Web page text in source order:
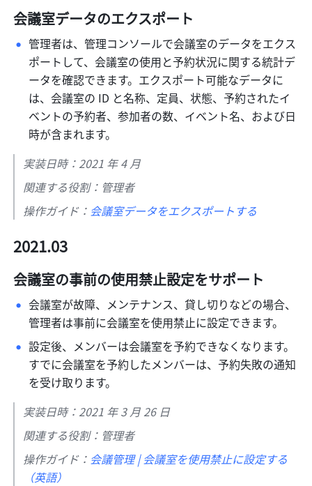
会議室データのエクスポート
管理者は、管理コンソールで会議室のデータをエクス
ポートして、会議室の使用と予約状況に関する統計デ
ータを確認できます。エクスポート可能なデータに
は、会議室の ID と名称、定員、状態、予約されたイ
ベントの予約者、参加者の数、イベント名、および日
時が含まれます。
実装日時：2021 年 4 月
関連する役割：管理者
操作ガイド： 会議室データをエクスポートする
2021.03
会議室の事前の使用禁止設定をサポート
会議室が故障、メンテナンス、貸し切りなどの場合、
管理者は事前に会議室を使用禁止に設定できます。
設定後、メンバーは会議室を予約できなくなります。
すでに会議室を予約したメンバーは、予約失敗の通知
を受け取ります。
実装日時：2021 年 3 月 26 日
関連する役割：管理者
操作ガイド： 会議管理 | 会議室を使用禁止に設定する
（英語）